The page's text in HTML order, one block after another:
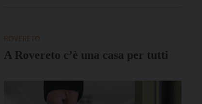
A Rovereto c’è una casa per tutti